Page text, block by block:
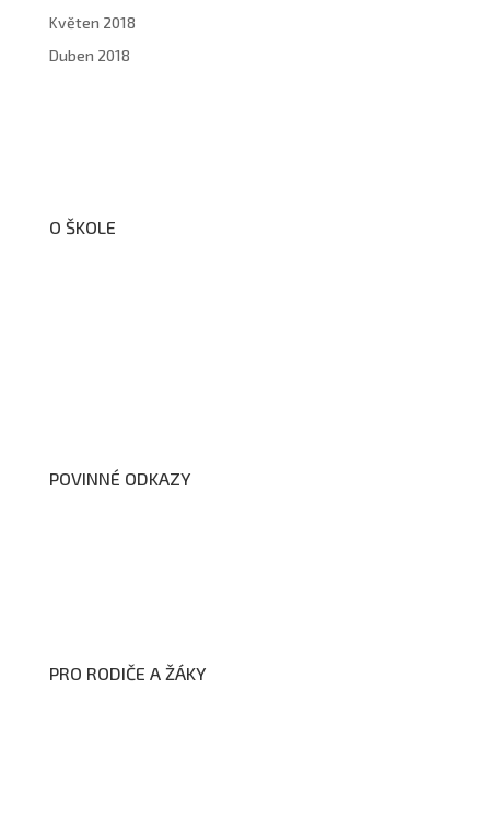
Květen 2018
Duben 2018
O ŠKOLE
POVINNÉ ODKAZY
PRO RODIČE A ŽÁKY